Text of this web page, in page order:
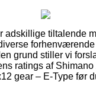
adskillige tiltalende
grund stiller vi
ratings af
gear – E-Type før